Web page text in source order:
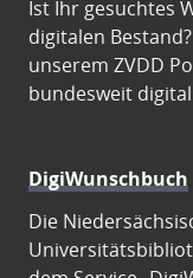
Ist Ihr gesuchtes
digitalen
unserem ZVDD
bundesweit
DigiWunschbuch
Die